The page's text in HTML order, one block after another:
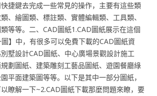
捷鍵去完成一些常見的操作，主要有這些類
、繪圖類、標註類、實體編輯類、工具類、
等等。二、CAD圖紙1.CAD圖紙展示在這個
圖】中，有很多可以免費下載的CAD圖紙資
墅設計CAD圖紙、中心廣場景觀設計施工
劃圖紙、建築雕刻工藝品圖紙、遊園餐廳綠
平面建築圖等等。以下是其中一部分圖紙，
瞭解一下~2.CAD圖紙下載那麼問題來瞭，要